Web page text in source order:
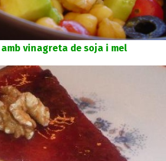
vinagreta de soja i mel